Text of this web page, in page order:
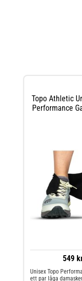
Topo Athletic
Performance
549
Unisex Topo
ett par låga